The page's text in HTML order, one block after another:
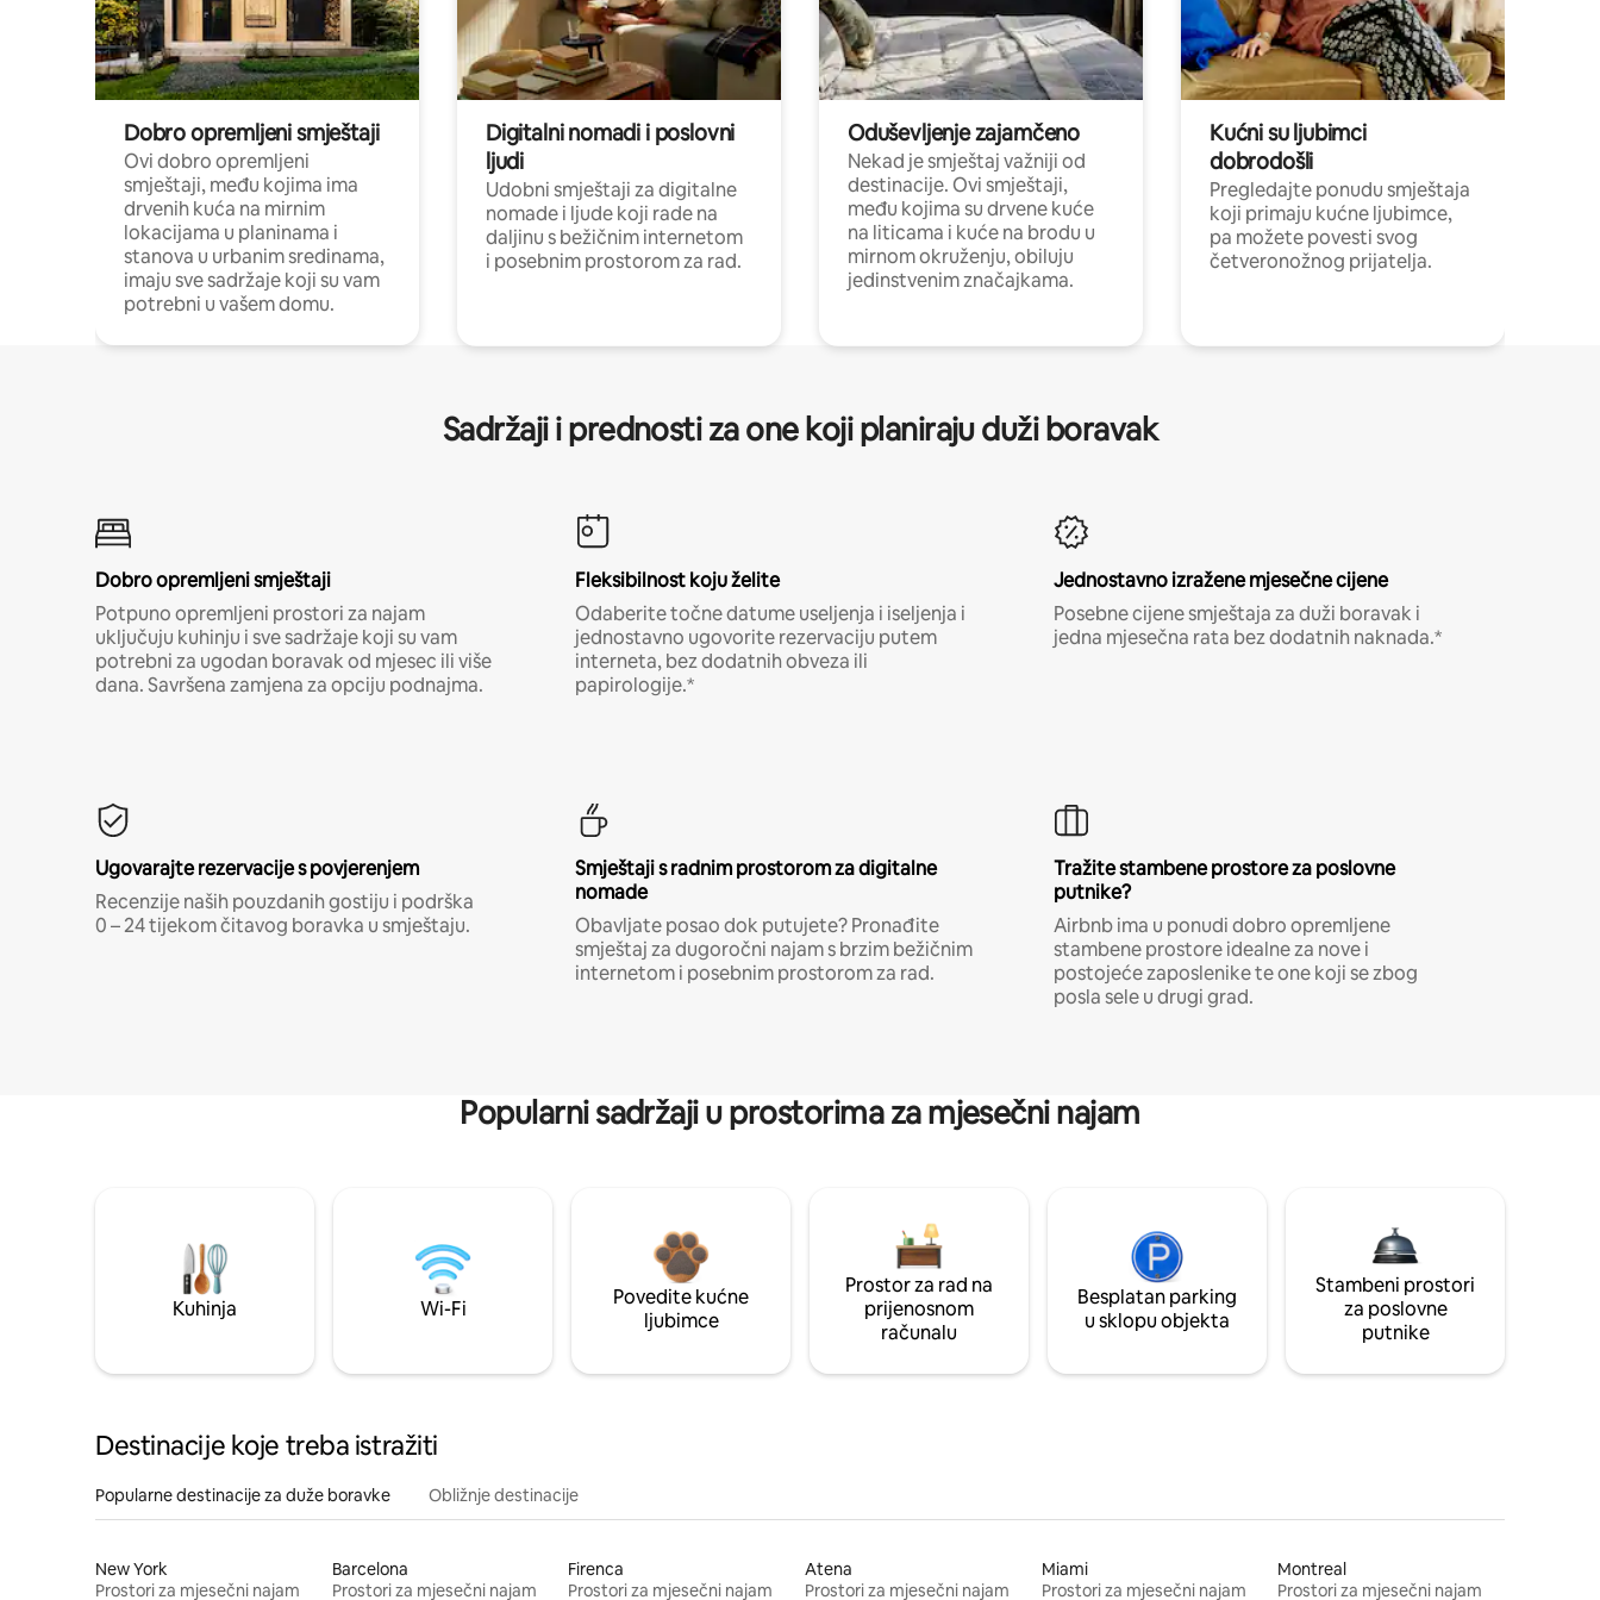
Dobro opremljeni smještaji
Ovi dobro opremljeni
smještaji, među kojima ima
drvenih kuća na mirnim
lokacijama u planinama i
stanova u urbanim sredinama,
imaju sve sadržaje koji su vam
potrebni u vašem domu.
Digitalni nomadi i poslovni
ljudi
Udobni smještaji za digitalne
nomade i ljude koji rade na
daljinu s bežičnim internetom
i posebnim prostorom za rad.
Oduševljenje zajamčeno
Nekad je smještaj važniji od
destinacije. Ovi smještaji,
među kojima su drvene kuće
na liticama i kuće na brodu u
mirnom okruženju, obiluju
jedinstvenim značajkama.
Kućni su ljubimci
dobrodošli
Pregledajte ponudu smještaja
koji primaju kućne ljubimce,
pa možete povesti svog
četveronožnog prijatelja.
Sadržaji i prednosti za one koji planiraju duži boravak
Dobro opremljeni smještaji
Potpuno opremljeni prostori za najam
uključuju kuhinju i sve sadržaje koji su vam
potrebni za ugodan boravak od mjesec ili više
dana. Savršena zamjena za opciju podnajma.
Fleksibilnost koju želite
Odaberite točne datume useljenja i iseljenja i
jednostavno ugovorite rezervaciju putem
interneta, bez dodatnih obveza ili
papirologije.*
Jednostavno izražene mjesečne cijene
Posebne cijene smještaja za duži boravak i
jedna mjesečna rata bez dodatnih naknada.*
Ugovarajte rezervacije s povjerenjem
Recenzije naših pouzdanih gostiju i podrška
0 – 24 tijekom čitavog boravka u smještaju.
Smještaji s radnim prostorom za digitalne
nomade
Obavljate posao dok putujete? Pronađite
smještaj za dugoročni najam s brzim bežičnim
internetom i posebnim prostorom za rad.
Tražite stambene prostore za poslovne
putnike?
Airbnb ima u ponudi dobro opremljene
stambene prostore idealne za nove i
postojeće zaposlenike te one koji se zbog
posla sele u drugi grad.
Popularni sadržaji u prostorima za mjesečni najam
Kuhinja Wi-Fi
Povedite kućne
ljubimce
Prostor za rad na
prijenosnom
računalu
Besplatan parking
u sklopu objekta
Stambeni prostori
za poslovne
putnike
Destinacije koje treba istražiti
Popularne destinacije za duže boravke Obližnje destinacije
New York
Prostori za mjesečni najam
Barcelona
Prostori za mjesečni najam
Firenca
Prostori za mjesečni najam
Atena
Prostori za mjesečni najam
Miami
Prostori za mjesečni najam
Montreal
Prostori za mjesečni najam